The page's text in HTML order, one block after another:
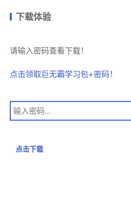
下载体验
请输入密码查看下载！
点击领取巨无霸学习包+密码！
点击下载